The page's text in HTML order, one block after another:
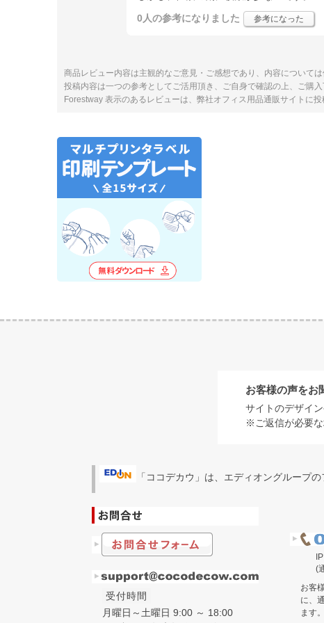
0人の参考になりました 参考になった
商品レビュー内容は主観的なご意見・ご感想であり、内容については
投稿内容は一つの参考としてご活用頂き、ご自身で確認の上、ご購入
Forestway 表示のあるレビューは、弊社オフィス用品通販サイトに投
お客様の声をお
サイトのデザイ
※ご返信が必要
「ココデカウ」は、エディオングループ
受付時間
月曜日～土曜日 9:00 ～ 18:00
(
お客
に、
ます。